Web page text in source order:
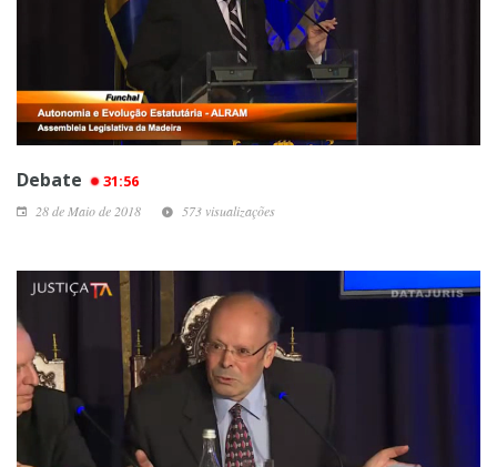
Debate 31:56
28 de Maio de 2018 573 visualizações